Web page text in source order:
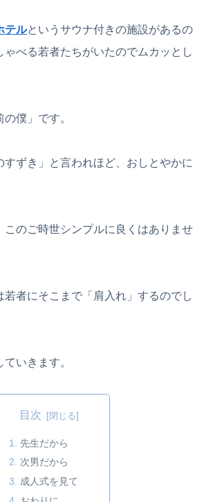
テルというサウナ付きの施設があるの
ゃべる若者たちがいたのでムカッとし
僕」です。
すずき」と言われほど、おしとやかに
このご時世シンプルに良くはありませ
若者にそこまで「肩入れ」するのでし
いきます。
目次
先生だから
次男だから
成人式を見て